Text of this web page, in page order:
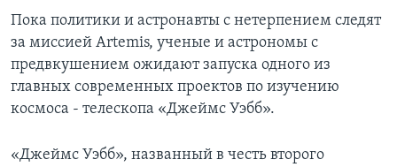
Пока политики и астронавты с нетерпением следят
за миссией Artemis, ученые и астрономы с
предвкушением ожидают запуска одного из
главных современных проектов по изучению
космоса - телескопа «Джеймс Уэбб».
«Джеймс Уэбб», названный в честь второго